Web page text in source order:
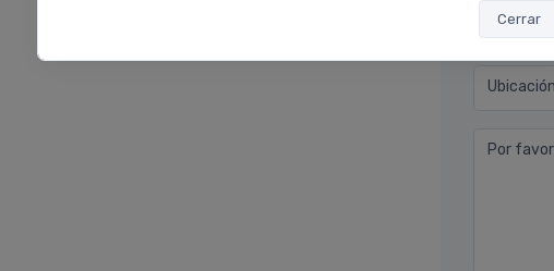
Cerrar
Teléfono
Ubicación
Por